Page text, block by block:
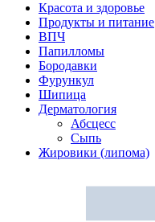
Красота и здоровье
Продукты и питание
ВПЧ
Папилломы
Бородавки
Фурункул
Шипица
Дерматология
Абсцесс
Сыпь
Жировики (липома)